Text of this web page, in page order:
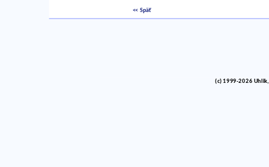
<< Späť
(c) 1999-2026 Uhlik,